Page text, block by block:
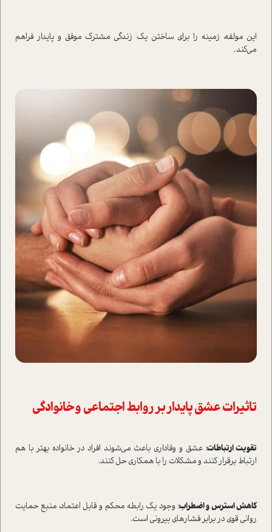
این مولفه، زمینه را برای ساختن یک زندگی مشترک موفق و پایدار فراهم
می‌کند.
تاثیرات عشق پایدار بر روابط اجتماعی و خانوادگی
تقویت ارتباطات: عشق و وفاداری باعث می‌شوند افراد در خانواده بهتر با هم
ارتباط برقرار کنند و مشکلات را با همکاری حل کنند.
کاهش استرس و اضطراب: وجود یک رابطه محکم و قابل اعتماد، منبع حمایت
روانی قوی در برابر فشارهای بیرونی است.